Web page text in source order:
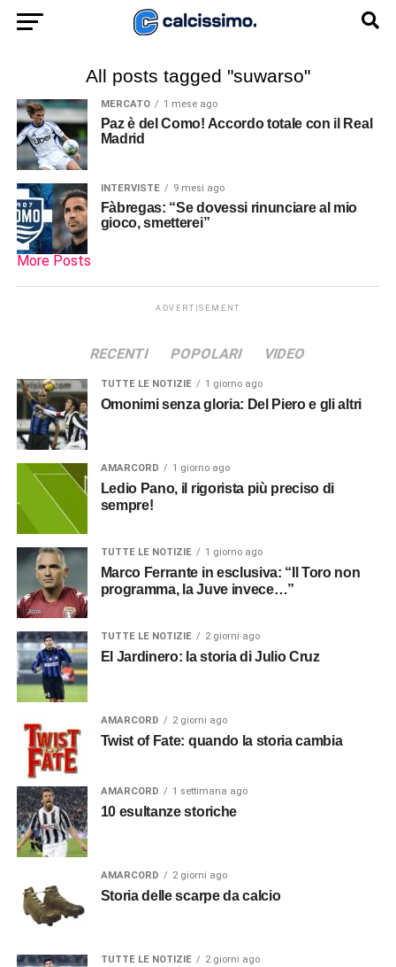
All posts tagged "suwarso"
MERCATO 1 mese ago
Paz è del Como! Accordo totale con il Real
Madrid
INTERVISTE 9 mesi ago
Fàbregas: “Se dovessi rinunciare al mio
gioco, smetterei”
More Posts
ADVERTISEMENT
RECENTI POPOLARI VIDEO
TUTTE LE NOTIZIE 1 giorno ago
Omonimi senza gloria: Del Piero e gli altri
AMARCORD 1 giorno ago
Ledio Pano, il rigorista più preciso di
sempre!
TUTTE LE NOTIZIE 1 giorno ago
Marco Ferrante in esclusiva: “Il Toro non
programma, la Juve invece…”
TUTTE LE NOTIZIE 2 giorni ago
El Jardinero: la storia di Julio Cruz
AMARCORD 2 giorni ago
Twist of Fate: quando la storia cambia
AMARCORD 1 settimana ago
10 esultanze storiche
AMARCORD 2 giorni ago
Storia delle scarpe da calcio
TUTTE LE NOTIZIE 2 giorni ago